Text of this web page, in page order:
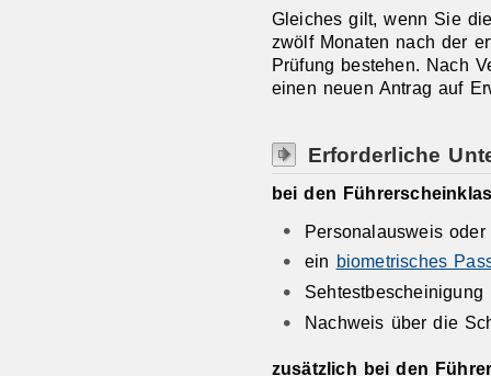
Gleiches gilt, wenn Sie
zwölf Monaten nach der
Prüfung bestehen. Nach
einen neuen Antrag auf
Erforderliche
bei den
Personalausweis
ein biometrisches
Nachweis über die
zusätzlich bei den